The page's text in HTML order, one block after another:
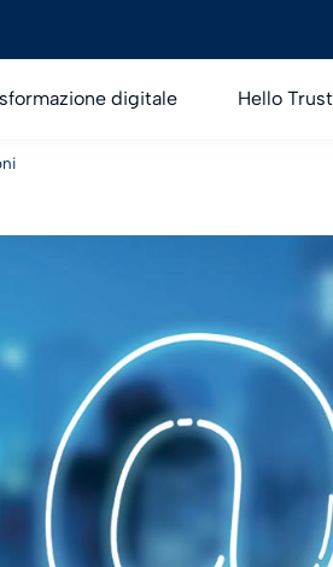
digitale Hello Trust